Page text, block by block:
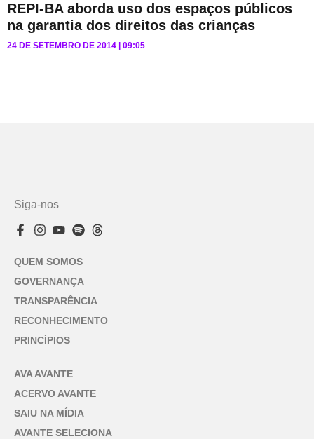
REPI-BA aborda uso dos espaços públicos
na garantia dos direitos das crianças
24 DE SETEMBRO DE 2014 09:05
Siga-nos
QUEM SOMOS
GOVERNANÇA
TRANSPARÊNCIA
RECONHECIMENTO
PRINCÍPIOS
AVA AVANTE
ACERVO AVANTE
SAIU NA MÍDIA
AVANTE SELECIONA